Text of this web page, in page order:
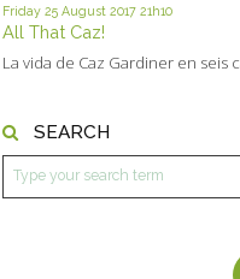
Friday 25 August 2017 21h10
All That Caz!
La vida de Caz Gardiner en seis
SEARCH